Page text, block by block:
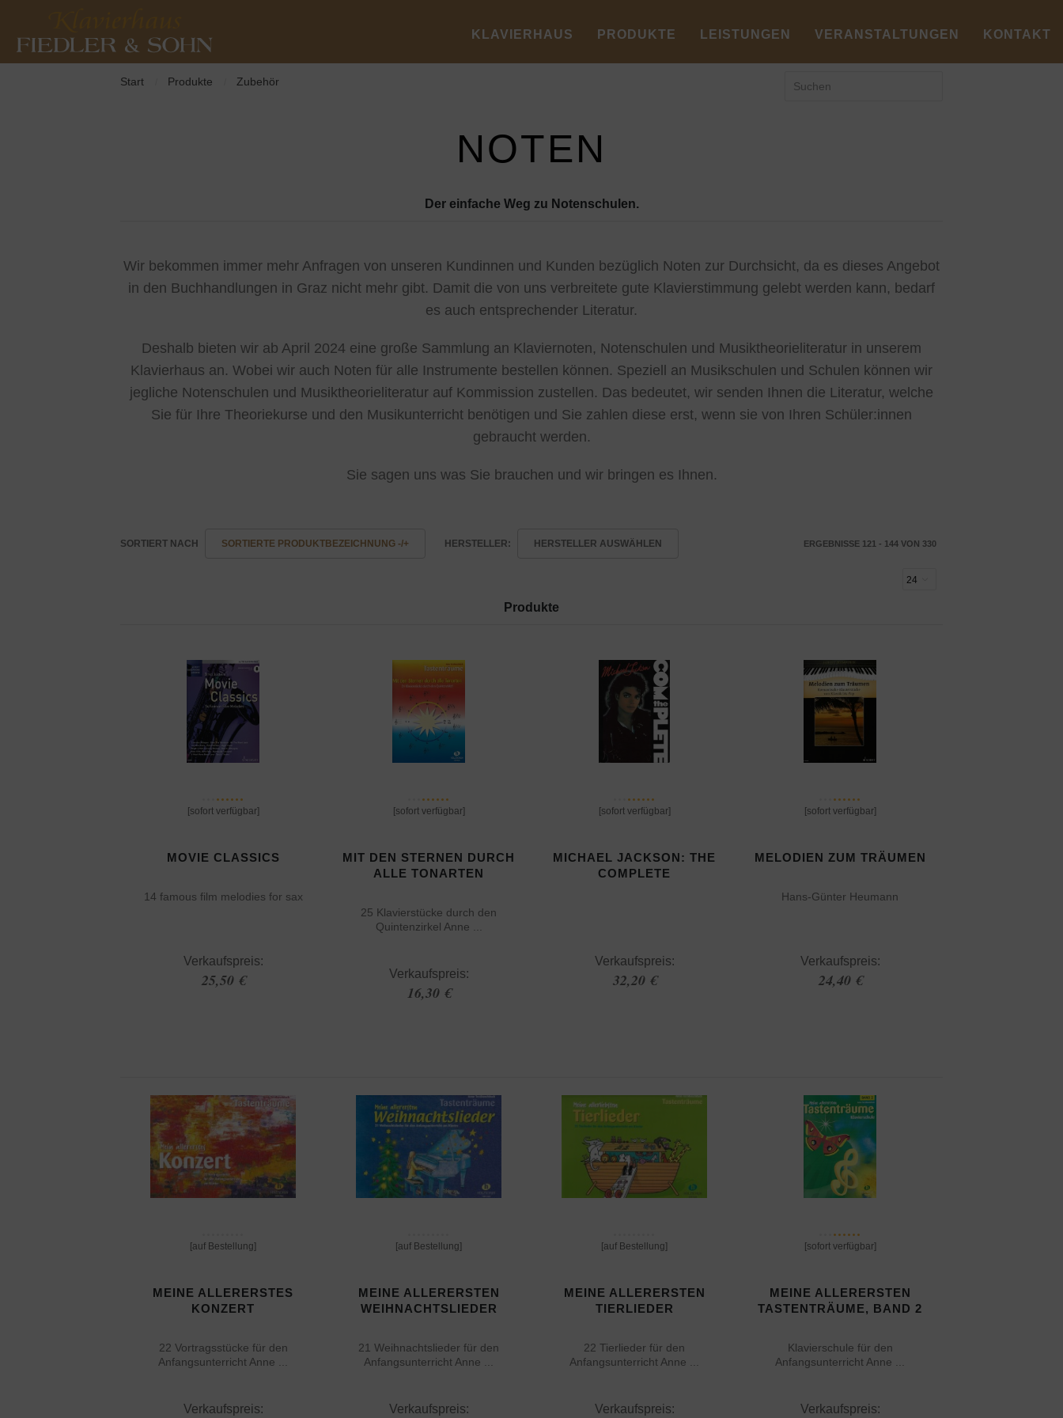
KLAVIERHAUS PRODUKTE LEISTUNGEN VERANSTALTUNGEN KONTAKT
Start Produkte Zubehör
NOTEN
Der einfache Weg zu Notenschulen.
Wir bekommen immer mehr Anfragen von unseren Kundinnen und Kunden bezüglich Noten zur Durchsicht, da es dieses Angebot
in den Buchhandlungen in Graz nicht mehr gibt. Damit die von uns verbreitete gute Klavierstimmung gelebt werden kann, bedarf
es auch entsprechender Literatur.
Deshalb bieten wir ab April 2024 eine große Sammlung an Klaviernoten, Notenschulen und Musiktheorieliteratur in unserem
Klavierhaus an. Wobei wir auch Noten für alle Instrumente bestellen können. Speziell an Musikschulen und Schulen können wir
jegliche Notenschulen und Musiktheorieliteratur auf Kommission zustellen. Das bedeutet, wir senden Ihnen die Literatur, welche
Sie für Ihre Theoriekurse und den Musikunterricht benötigen und Sie zahlen diese erst, wenn sie von Ihren Schüler:innen
gebraucht werden.
Sie sagen uns was Sie brauchen und wir bringen es Ihnen.
SORTIERT NACH SORTIERTE PRODUKTBEZEICHNUNG -/+ HERSTELLER: HERSTELLER AUSWÄHLEN ERGEBNISSE 121 - 144 VON 330
Produkte
[sofort verfügbar]
MOVIE CLASSICS
14 famous film melodies for sax
Verkaufspreis:
25,50 €
[sofort verfügbar]
MIT DEN STERNEN DURCH
ALLE TONARTEN
25 Klavierstücke durch den
Quintenzirkel Anne ...
Verkaufspreis:
16,30 €
[sofort verfügbar]
MICHAEL JACKSON: THE
COMPLETE
Verkaufspreis:
32,20 €
[sofort verfügbar]
MELODIEN ZUM TRÄUMEN
Hans-Günter Heumann
Verkaufspreis:
24,40 €
[auf Bestellung]
MEINE ALLERERSTES
KONZERT
22 Vortragsstücke für den
Anfangsunterricht Anne ...
Verkaufspreis:
[auf Bestellung]
MEINE ALLERERSTEN
WEIHNACHTSLIEDER
21 Weihnachtslieder für den
Anfangsunterricht Anne ...
Verkaufspreis:
[auf Bestellung]
MEINE ALLERERSTEN
TIERLIEDER
22 Tierlieder für den
Anfangsunterricht Anne ...
Verkaufspreis:
[sofort verfügbar]
MEINE ALLERERSTEN
TASTENTRÄUME, BAND 2
Klavierschule für den
Anfangsunterricht Anne ...
Verkaufspreis: